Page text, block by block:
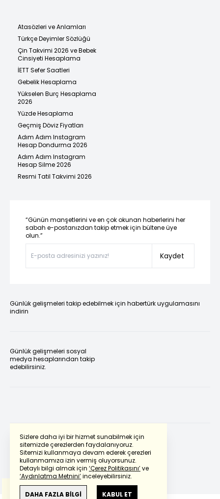
Sizlere daha iyi bir hizmet sunabilmek için
sitemizde çerezlerden faydalanıyoruz.
Sitemizi kullanmaya devam ederek çerezleri
kullanmamıza izin vermiş oluyorsunuz.
Detaylı bilgi almak için ‘Çerez Politikasını’ve
‘Aydınlatma Metnini’inceleyebilirsiniz.
DAHA FAZLA BİLGİ KABUL ET
Atasözleri ve Anlamları
Türkçe Deyimler Sözlüğü
Çin Takvimi 2026 ve Bebek
Cinsiyeti Hesaplama
İETT Sefer Saatleri
Gebelik Hesaplama
Yükselen Burç Hesaplama
2026
Yüzde Hesaplama
Geçmiş Döviz Fiyatları
Adım Adım Instagram
Hesap Dondurma 2026
Adım Adım Instagram
Hesap Silme 2026
Resmi Tatil Takvimi 2026
“Günün manşetlerini ve en çok okunan haberlerini her
sabah e-postanızdan takip etmek için bültene üye
olun.”
Kaydet
Günlük gelişmeleri takip edebilmek için habertürk uygulamasını
indirin
Günlük gelişmeleri sosyal
medya hesaplarından takip
edebilirsiniz.
Powered by Translate
Bu çevirideGoogle Transletekullanılmıştır.
Anlam ve çeviri hatalarından
haberturk.com